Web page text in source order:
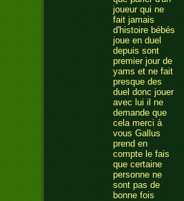
joueur qui ne
fait jamais
d'histoire bébés
joue en duel
depuis sont
premier jour de
yams et ne fait
presque des
duel donc jouer
avec lui il ne
demande que
cela merci à
vous Gallus
prend en
compte le fais
que certaine
personne ne
sont pas de
bonne fois